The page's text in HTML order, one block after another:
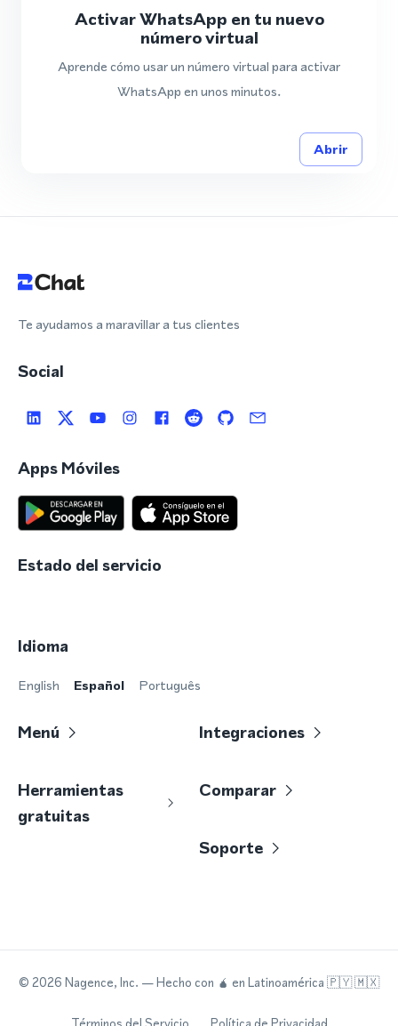
Activar WhatsApp en tu nuevo
número virtual
Aprende cómo usar un número virtual para activar
WhatsApp en unos minutos.
Abrir
Te ayudamos a maravillar a tus clientes
Social
Apps Móviles
Estado del servicio
Idioma
English Español Português
Menú Integraciones
Herramientas
gratuitas
Comparar
Soporte
© 2026 Nagence, Inc. — Hecho con 🧉 en Latinoamérica 🇵🇾 🇲🇽